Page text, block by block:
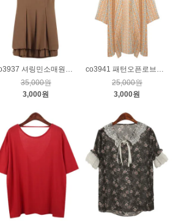
co3937 셔링민소매원피스_브라운
35,000원
3,000원
co3941 패턴오픈로브가디건_베이지
25,000원
3,000원